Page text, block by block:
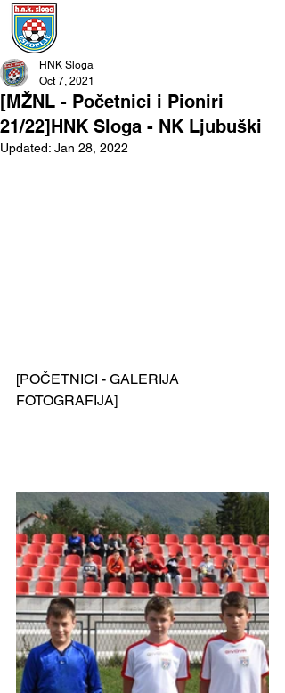
[MŽNL - Početnici i Pioniri
21/22]HNK Sloga - NK Ljubuški
HNK Sloga
Oct 7, 2021
Updated: Jan 28, 2022
[POČETNICI - GALERIJA
FOTOGRAFIJA]